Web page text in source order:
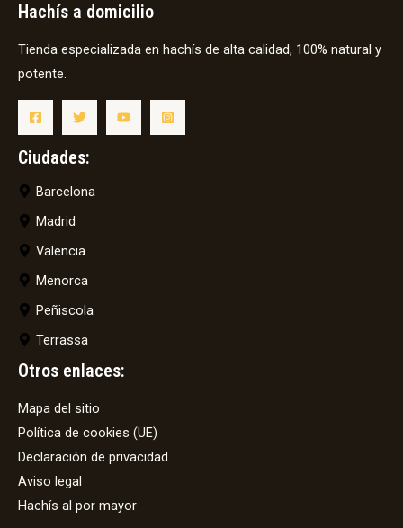
Hachís a domicilio
Tienda especializada en hachís de alta calidad, 100% natural y
potente.
Ciudades:
Barcelona
Madrid
Valencia
Menorca
Peñiscola
Terrassa
Otros enlaces:
Mapa del sitio
Política de cookies (UE)
Declaración de privacidad
Aviso legal
Hachís al por mayor